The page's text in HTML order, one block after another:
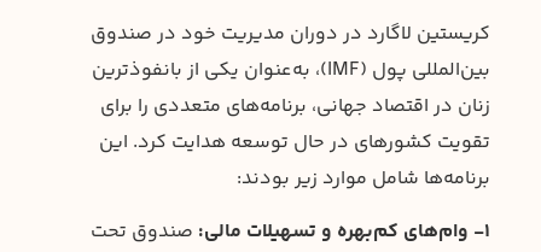
کریستین لاگارد در دوران مدیریت خود در صندوق
بین‌المللی پول (IMF)، به‌عنوان یکی از بانفوذترین
زنان در اقتصاد جهانی، برنامه‌های متعددی را برای
تقویت کشورهای در حال توسعه هدایت کرد. این
برنامه‌ها شامل موارد زیر بودند:
۱- وام‌های کم‌بهره و تسهیلات مالی:
صندوق تحت